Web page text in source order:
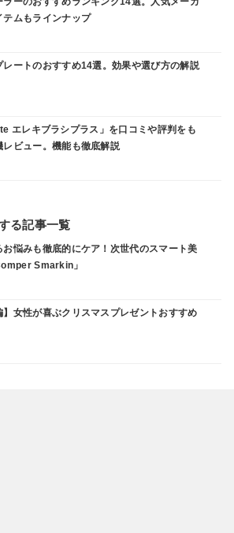
テムもラインナップ
レートのおすすめ14選。効果や選び方の解説
エレキブラシプラス」を口コミや評判をも
レビュー。機能も徹底解説
る記事一覧
お悩みも徹底的にケア！次世代のスマート美
Smarkin」
】女性が喜ぶクリスマスプレゼントおすすめ